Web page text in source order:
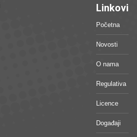
Linkovi
Početna
Novosti
O nama
Regulativa
Licence
Događaji